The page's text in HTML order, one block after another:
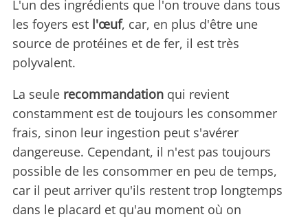
L'un des ingrédients que l'on trouve dans tous
les foyers est l'œuf, car, en plus d'être une
source de protéines et de fer, il est très
polyvalent.
La seule recommandation qui revient
constamment est de toujours les consommer
frais, sinon leur ingestion peut s'avérer
dangereuse. Cependant, il n'est pas toujours
possible de les consommer en peu de temps,
car il peut arriver qu'ils restent trop longtemps
dans le placard et qu'au moment où on